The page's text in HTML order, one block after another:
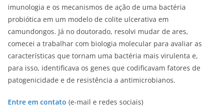
imunologia e os mecanismos de ação de uma bactéria
probiótica em um modelo de colite ulcerativa em
camundongos. Já no doutorado, resolvi mudar de ares,
comecei a trabalhar com biologia molecular para avaliar as
características que tornam uma bactéria mais virulenta e,
para isso, identificava os genes que codificavam fatores de
patogenicidade e de resistência a antimicrobianos.
Entre em contato (e-mail e redes sociais)